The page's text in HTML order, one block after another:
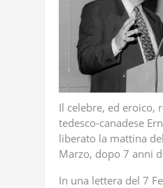
Il celebre, ed eroico,
tedesco-canadese
liberato la mattina
Marzo, dopo 7 anni
In una lettera del 7